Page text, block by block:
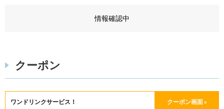
情報確認中
クーポン
ワンドリンクサービス！ クーポン画面 »